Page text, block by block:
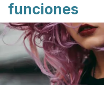
funciones